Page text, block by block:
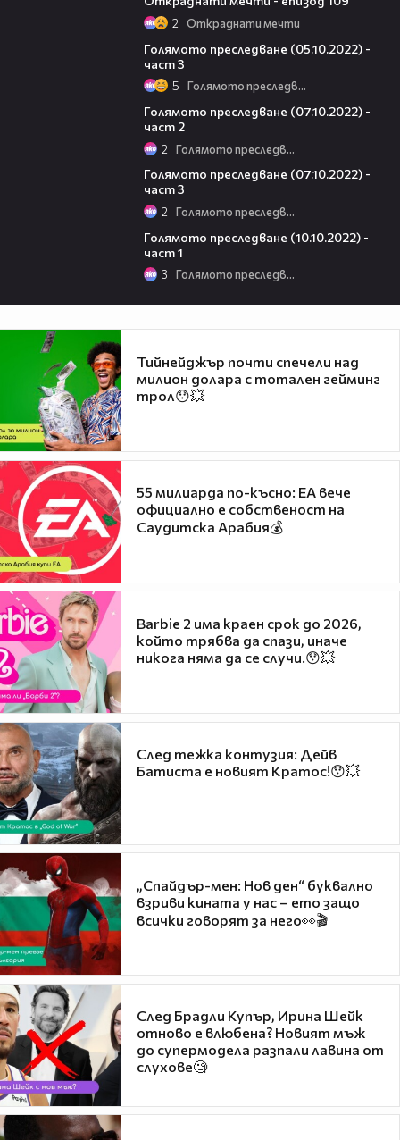
2 Откраднати мечти
Голямото преследване (05.10.2022) -
част 3
5 Голямото преследване
Голямото преследване (07.10.2022) -
част 2
2 Голямото преследване
Голямото преследване (07.10.2022) -
част 3
2 Голямото преследване
Голямото преследване (10.10.2022) -
част 1
3 Голямото преследване
Тийнейджър почти спечели над
милион долара с тотален гейминг
трол😯💥
55 милиарда по-късно: EA вече
официално е собственост на
Саудитска Арабия💰
Barbie 2 има краен срок до 2026,
който трябва да спази, иначе
никога няма да се случи.😯💥
След тежка контузия: Дейв
Батиста е новият Кратос!😯💥
„Спайдър-мен: Нов ден“ буквално
взриви кината у нас – ето защо
всички говорят за него👀🎬
След Брадли Купър, Ирина Шейк
отново е влюбена? Новият мъж
до супермодела разпали лавина от
слухове🧐